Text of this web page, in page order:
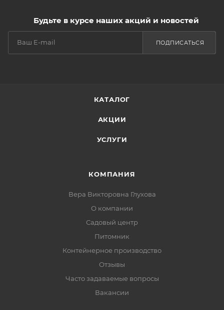
Будьте в курсе наших акций и новостей
ПОДПИСАТЬСЯ
КАТАЛОГ
АКЦИИ
УСЛУГИ
КОМПАНИЯ
Вера Викторовна Глухова
О компании
Садовый центр
Питомник
Контейнерное производство
Отзывы
Часто задаваемые вопросы
Вакансии